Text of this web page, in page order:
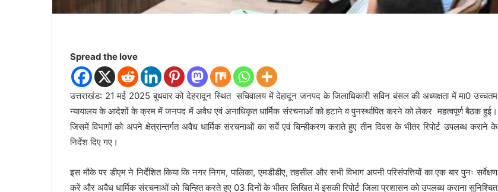
Spread the love
उत्तराखंड: 21 मई 2025 बुधवार को देहरादून स्थित सचिवालय में देहादून जनपद के जिलाधिकारी सविन बंसल की अध्यक्षता में मा0 उच्चतम
न्यायालय के आदेशों के क्रम में जनपद में अवैध एवं अनाधिकृत धार्मिक संरचनाओं को हटाने व पुनर्स्थापित करने को लेकर महत्वपूर्ण बैठक हुई।
जिसमें विभागों को अपने क्षेत्रान्तर्गत अवैध धार्मिक संरचनाओं का सर्वे एवं चिन्हीकरण कराते हुए तीन दिवस के भीतर रिपोर्ट उपलब्ध कराने के
निर्देश दिए गए।
इस मौके पर डीएम ने निर्देशित किया कि नगर निगम, पालिका, एमडीडीए, तहसील और सभी विभाग अपनी परिसंपत्तियों का एक बार पुनः सर्वेक्षण
करें और अवैध धार्मिक संरचनाओं को चिन्हित करते हुए 03 दिनों के भीतर लिखित में इसकी रिपोर्ट जिला प्रशासन को उपलब्ध कराना सुनिश्चित